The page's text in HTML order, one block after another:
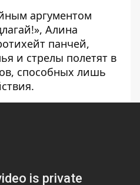
аргументом
Алина
панчей,
и стрелы полетят в
способных лишь